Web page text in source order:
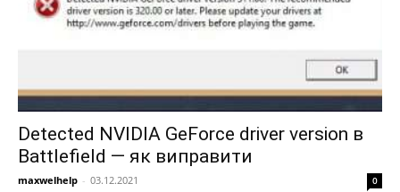
Detected NVIDIA GeForce driver version в
Battlefield — як виправити
maxwelhelp - 03.12.2021 0